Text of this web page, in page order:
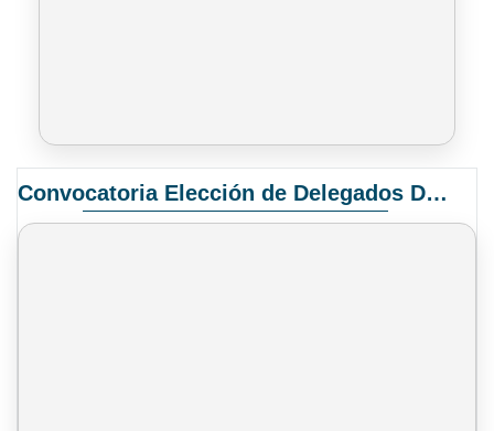
Convocatoria Elección de Delegados Docentes para el XIV Congreso Nacional de Universidades